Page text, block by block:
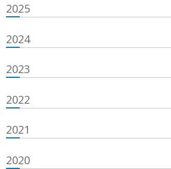
2025
2024
2023
2022
2021
2020